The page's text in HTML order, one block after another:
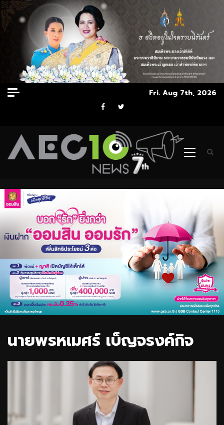
Skip
to
Fri. Aug 7th, 2026
Facebook
Twitter
Primary
นายพรหเมศร์ เบ็ญจรงค์กิจ